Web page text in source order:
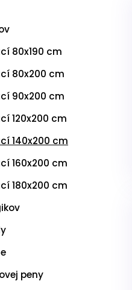
80x190 cm
80x200 cm
90x200 cm
120x200 cm
140x200 cm
160x200 cm
180x200 cm
peny